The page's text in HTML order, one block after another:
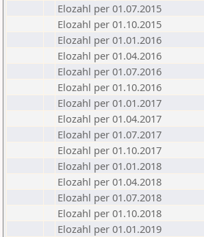
Elozahl per 01.07.2015
Elozahl per 01.10.2015
Elozahl per 01.01.2016
Elozahl per 01.04.2016
Elozahl per 01.07.2016
Elozahl per 01.10.2016
Elozahl per 01.01.2017
Elozahl per 01.04.2017
Elozahl per 01.07.2017
Elozahl per 01.10.2017
Elozahl per 01.01.2018
Elozahl per 01.04.2018
Elozahl per 01.07.2018
Elozahl per 01.10.2018
Elozahl per 01.01.2019